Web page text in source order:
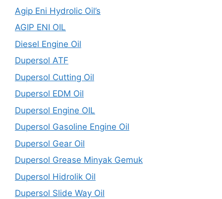
Agip Eni Hydrolic Oil’s
AGIP ENI OIL
Diesel Engine Oil
Dupersol ATF
Dupersol Cutting Oil
Dupersol EDM Oil
Dupersol Engine OIL
Dupersol Gasoline Engine Oil
Dupersol Gear Oil
Dupersol Grease Minyak Gemuk
Dupersol Hidrolik Oil
Dupersol Slide Way Oil